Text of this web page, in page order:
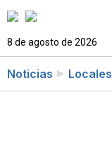
8 de agosto de 2026
Noticias Locales